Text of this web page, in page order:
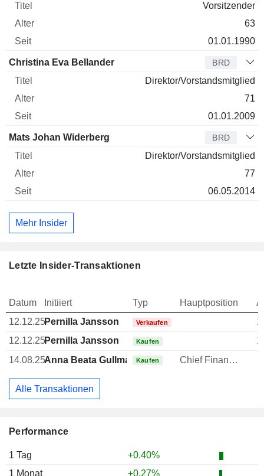
Performance
1 Tag
+0.40%
1 Monat
+0.27%
Vorsitzender
63
01.01.1990
Christina Eva Bellander BRD
Direktor/Vorstandsmitglied
71
01.01.2009
Mats Johan Widerberg BRD
Direktor/Vorstandsmitglied
77
06.05.2014
Mehr Insider
Letzte Insider-Transaktionen
Datum Initiiert Typ Hauptposition
12.12.25Pernilla Jansson Verkaufen
12.12.25Pernilla Jansson Kaufen
14.08.25Anna Beata Gullmarstrand
Kaufen Chief Financial Officer (CFO)
Alle Transaktionen